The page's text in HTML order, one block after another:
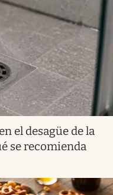
el desagüe de la
se recomienda